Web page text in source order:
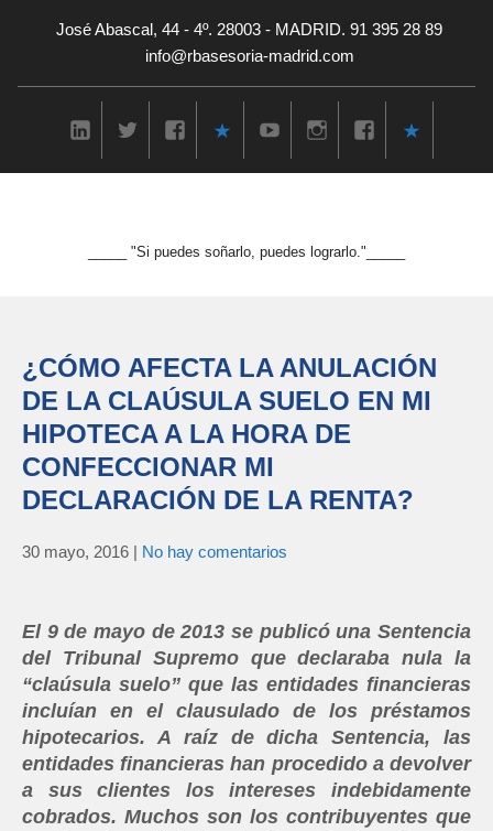
José Abascal, 44 - 4º. 28003 - MADRID. 91 395 28 89
info@rbasesoria-madrid.com
_____ "Si puedes soñarlo, puedes lograrlo."_____
¿CÓMO AFECTA LA ANULACIÓN
DE LA CLAÚSULA SUELO EN MI
HIPOTECA A LA HORA DE
CONFECCIONAR MI
DECLARACIÓN DE LA RENTA?
30 mayo, 2016 | No hay comentarios
El 9 de mayo de 2013 se publicó una Sentencia
del Tribunal Supremo que declaraba nula la
“claúsula suelo” que las entidades financieras
incluían en el clausulado de los préstamos
hipotecarios. A raíz de dicha Sentencia, las
entidades financieras han procedido a devolver
a sus clientes los intereses indebidamente
cobrados. Muchos son los contribuyentes que